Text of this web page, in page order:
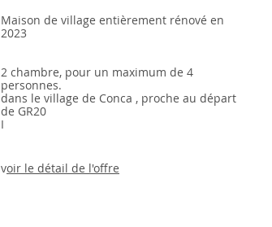
​Maison de village entièrement rénové en
2023
2 chambre, pour un maximum de 4
personnes.
dans le village de Conca , proche au départ
de GR20
I
voir le détail de l'offre